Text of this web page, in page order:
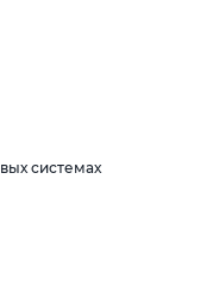
системах